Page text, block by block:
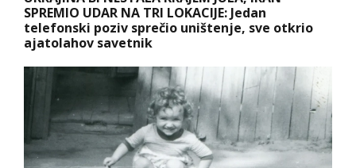
SPREMIO UDAR NA TRI LOKACIJE: Jedan
telefonski poziv sprečio uništenje, sve otkrio
ajatolahov savetnik